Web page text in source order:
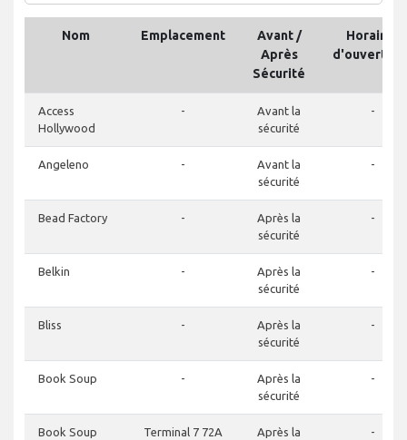
Nom Emplacement
Avant /
Après
Sécurité
Horaires
Access
Hollywood
-
Avant la
sécurité
-
Angeleno -
Avant la
sécurité
-
Bead Factory -
Après la
sécurité
-
Belkin -
Après la
sécurité
-
Bliss -
Après la
sécurité
-
Book Soup -
Après la
sécurité
-
Book Soup Terminal 7 72A
Après la
-